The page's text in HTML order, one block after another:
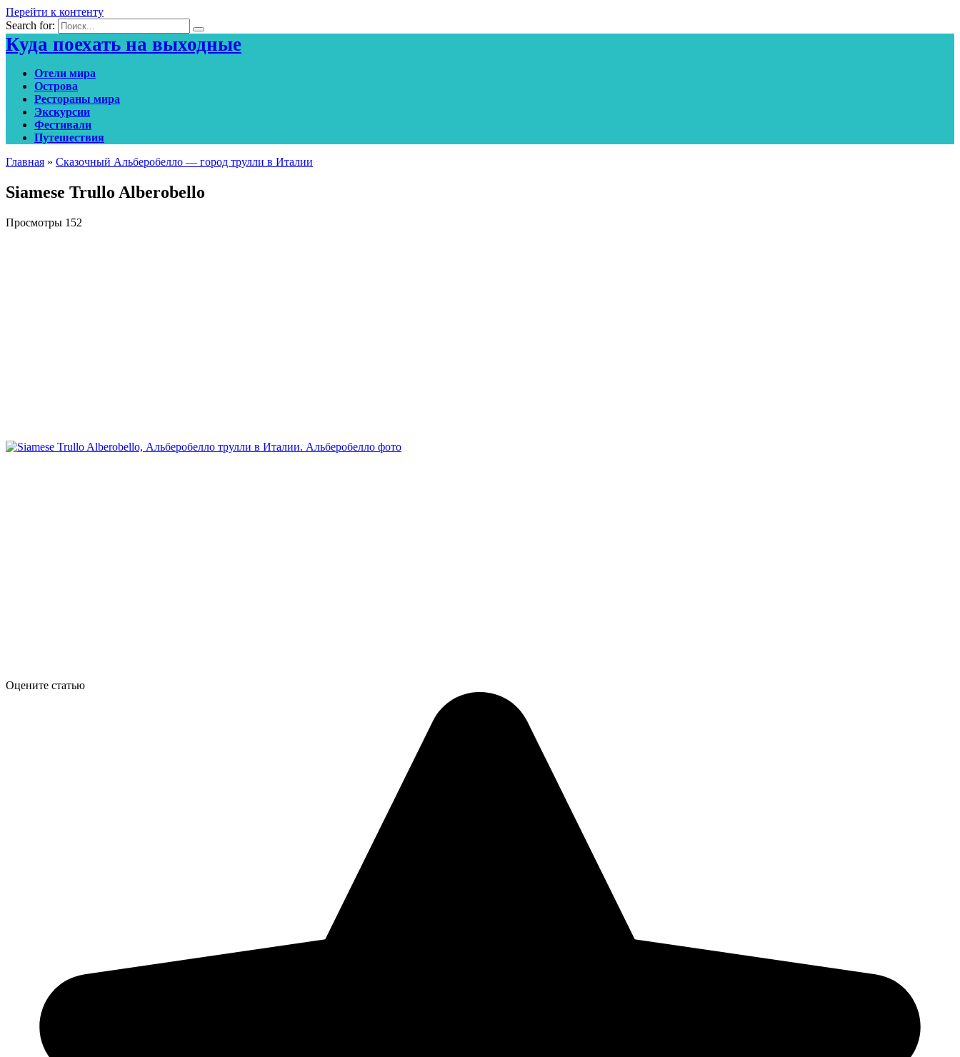
Перейти к контенту
Search for:
Куда поехать на выходные
Отели мира
Острова
Рестораны мира
Экскурсии
Фестивали
Путешествия
Главная » Сказочный Альберобелло — город трулли в Италии
Siamese Trullo Alberobello
Просмотры 152
Оцените статью